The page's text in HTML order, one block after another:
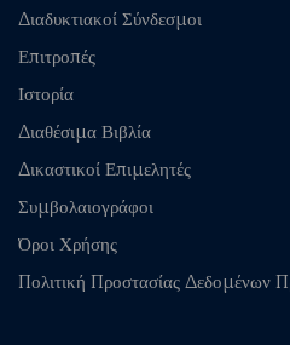
Διαδυκτιακοί Σύνδεσμοι
Επιτροπές
Ιστορία
Διαθέσιμα Βιβλία
Δικαστικοί Επιμελητές
Συμβολαιογράφοι
Όροι Χρήσης
Πολιτική Προστασίας Δεδομένων